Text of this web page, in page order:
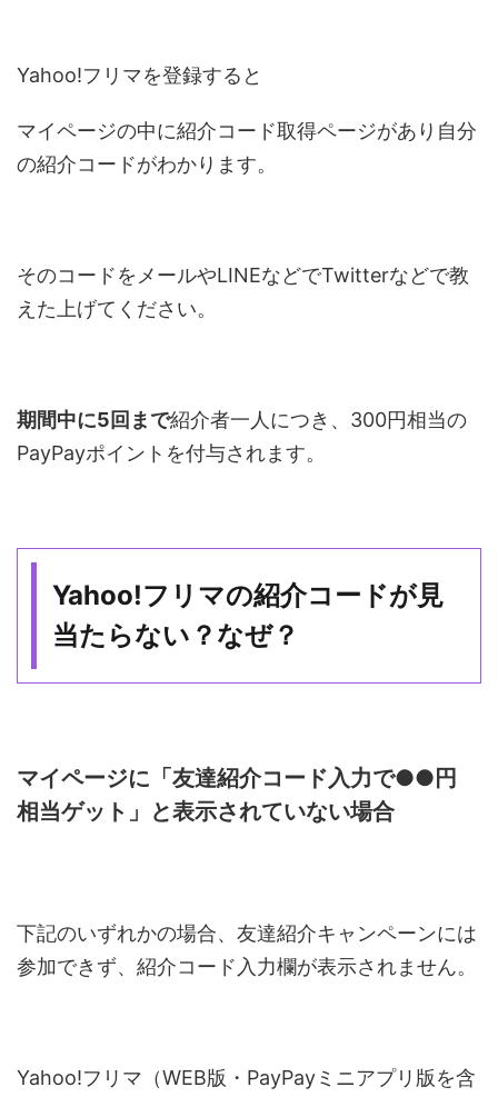
Yahoo!フリマを登録すると
マイページの中に紹介コード取得ページがあり自分
の紹介コードがわかります。
そのコードをメールやLINEなどでTwitterなどで教
えた上げてください。
期間中に5回まで紹介者一人につき、300円相当の
PayPayポイントを付与されます。
Yahoo!フリマの紹介コードが見
当たらない？なぜ？
マイページに「友達紹介コード入力で●●円
相当ゲット」と表示されていない場合
下記のいずれかの場合、友達紹介キャンペーンには
参加できず、紹介コード入力欄が表示されません。
Yahoo!フリマ（WEB版・PayPayミニアプリ版を含